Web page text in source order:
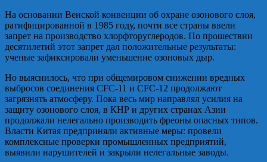
На основании Венской конвенции об охране озонового слоя,
ратифицированной в 1985 году, почти все страны ввели
запрет на производство хлорфторуглеродов. По прошествии
десятилетий этот запрет дал положительные результаты:
ученые зафиксировали уменьшение озоновых дыр.
Но выяснилось, что при общемировом снижении вредных
выбросов соединения CFC-11 и CFC-12 продолжают
загрязнять атмосферу. Пока весь мир направлял усилия на
защиту озонового слоя, в КНР и других странах Азии
продолжали нелегально производить фреоны опасных типов.
Власти Китая предприняли активные меры: провели
комплексные проверки промышленных предприятий,
выявили нарушителей и закрыли нелегальные заводы.